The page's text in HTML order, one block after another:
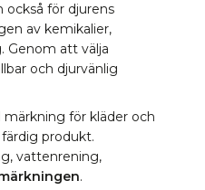
också för djurens
av kemikalier,
Genom att välja
och djurvänlig
märkning för kläder och
produkt.
vattenrening,
.